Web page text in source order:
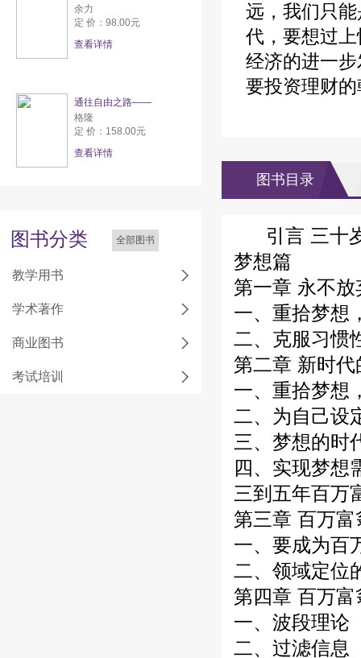
余力
定 价：98.00元
查看详情
通往自由之路——
格隆
定 价：158.00元
查看详情
图书分类 全部图书
教学用书
学术著作
商业图书
考试培训
远，我们只
代，要想过
经济的进一
要投资理财
图书目录
引言 三十
梦想篇
第一章 永不
一、重拾梦想
二、克服习惯
第二章 新时
一、重拾梦想
二、为自己设
三、梦想的
四、实现梦
三到五年百万
第三章 百万
一、要成为百
二、领域定位
第四章 百万
一、波段理论
二、过滤信息